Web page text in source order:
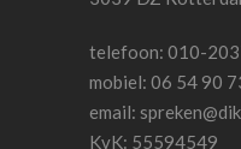
telefoon: 010-
mobiel: 06 54 90
email:
KvK: 55594549